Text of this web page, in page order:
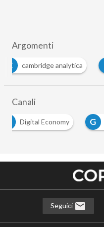
Argomenti
C
cambridge analytica
Canali
Digital Economy G
Seguici